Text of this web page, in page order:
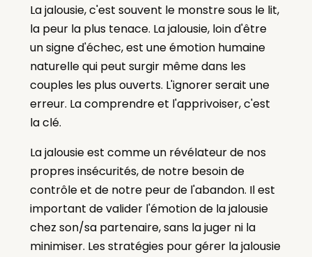
La jalousie, c'est souvent le monstre sous le lit,
la peur la plus tenace. La jalousie, loin d'être
un signe d'échec, est une émotion humaine
naturelle qui peut surgir même dans les
couples les plus ouverts. L'ignorer serait une
erreur. La comprendre et l'apprivoiser, c'est
la clé.
La jalousie est comme un révélateur de nos
propres insécurités, de notre besoin de
contrôle et de notre peur de l'abandon. Il est
important de valider l'émotion de la jalousie
chez son/sa partenaire, sans la juger ni la
minimiser. Les stratégies pour gérer la jalousie